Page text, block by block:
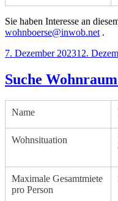
Sie haben Interesse an
wohnboerse@inwob.net .
Veröffentlicht
7. Dezember 202312.
Suche
Name
Wohnsituation
Maximale Gesamtmiete
pro Person